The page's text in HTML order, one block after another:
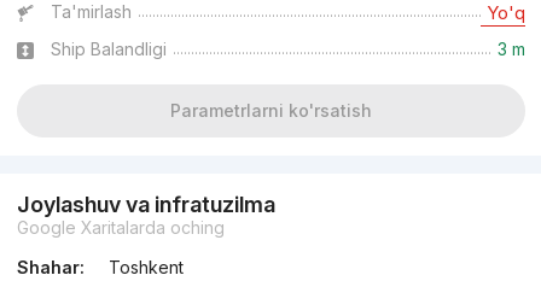
Ta'mirlash Yo'q
Ship Balandligi 3 m
Parametrlarni ko'rsatish
Joylashuv va infratuzilma
Google Xaritalarda oching
Shahar:
Toshkent